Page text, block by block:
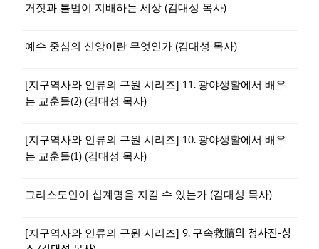
거짓과 불법이 지배하는 세상 (김대성 목사)
예수 중심의 신앙이란 무엇인가 (김대성 목사)
[지구역사와 인류의 구원 시리즈] 11. 광야생활에서 배우
는 교훈들(2) (김대성 목사)
[지구역사와 인류의 구원 시리즈] 10. 광야생활에서 배우
는 교훈들(1) (김대성 목사)
그리스도인이 십계명을 지킬 수 있는가 (김대성 목사)
[지구역사와 인류의 구원 시리즈] 9. 구속救贖의 청사진-성